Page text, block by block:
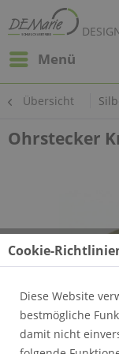
Menü
Übersicht
Ohrstecker
Cookie-
Diese Website
bestmögliche
damit nicht